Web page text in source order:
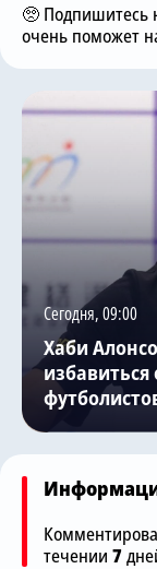
🥺 Подпишитесь
очень поможет
Сегодня, 09:00
Хаби
избавиться
течении 7